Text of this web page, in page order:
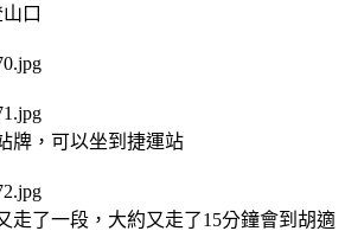
口
牌，可以坐到捷運站
走了一段，大約又走了15分鐘會到胡適